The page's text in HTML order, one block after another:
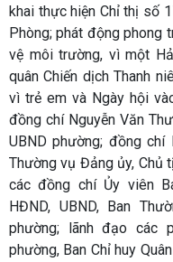
khai thực hiện Chỉ thị số
Phòng; phát động phong
vệ môi trường, vì một
quân Chiến dịch Thanh
vì trẻ em và Ngày hội
đồng chí Nguyễn Văn
UBND phường; đồng chí
Thường vụ Đảng ủy, Chủ
các đồng chí Ủy viên
HĐND, UBND, Ban
phường; lãnh đạo các
phường, Ban Chỉ huy